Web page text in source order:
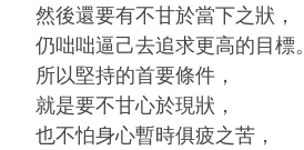
然後還要有不甘於當下之狀，
仍咄咄逼己去追求更高的目標。
所以堅持的首要條件，
就是要不甘心於現狀，
也不怕身心暫時俱疲之苦，